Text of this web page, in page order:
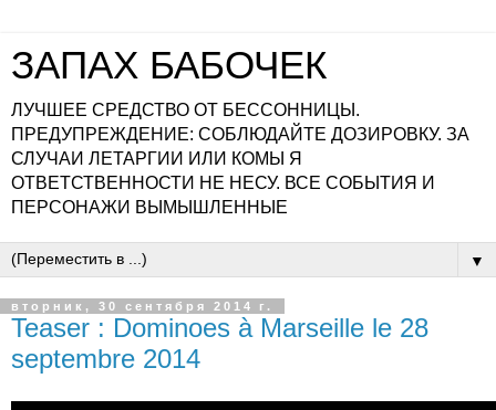
ЗАПАХ БАБОЧЕК
ЛУЧШЕЕ СРЕДСТВО ОТ БЕССОННИЦЫ.
ПРЕДУПРЕЖДЕНИЕ: СОБЛЮДАЙТЕ ДОЗИРОВКУ. ЗА
СЛУЧАИ ЛЕТАРГИИ ИЛИ КОМЫ Я
ОТВЕТСТВЕННОСТИ НЕ НЕСУ. ВСЕ СОБЫТИЯ И
ПЕРСОНАЖИ ВЫМЫШЛЕННЫЕ
▼
вторник, 30 сентября 2014 г.
Teaser : Dominoes à Marseille le 28
septembre 2014